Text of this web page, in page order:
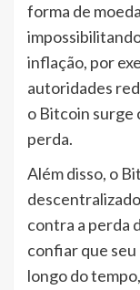
forma de
inflação, por
autoridades
o Bitcoin surge
perda.
Além disso, o
contra a perda
confiar que
longo do